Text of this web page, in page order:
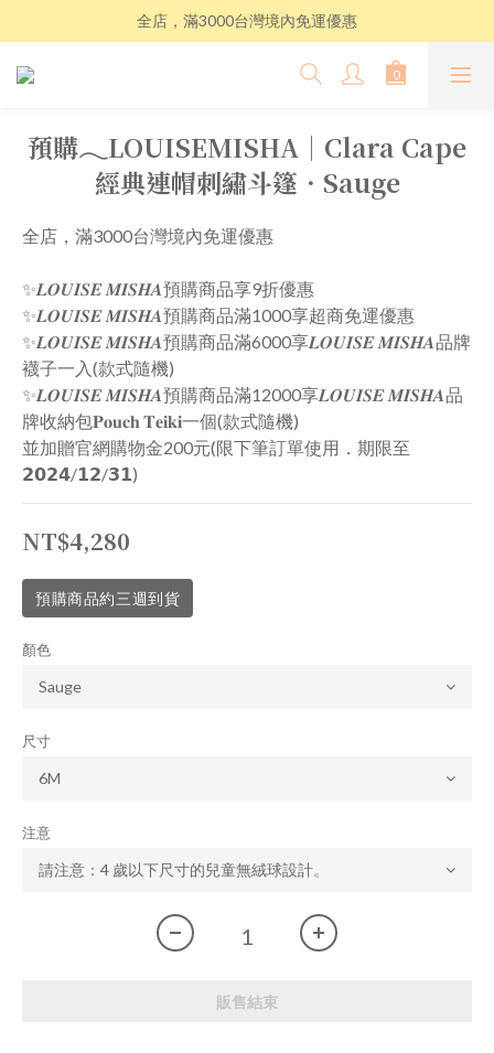
全店，滿3000台灣境內免運優惠
預購𓂃LOUISEMISHA│Clara Cape
經典連帽刺繡斗篷．Sauge
全店，滿3000台灣境內免運優惠
✨𝑳𝑶𝑼𝑰𝑺𝑬 𝑴𝑰𝑺𝑯𝑨預購商品享9折優惠
✨𝑳𝑶𝑼𝑰𝑺𝑬 𝑴𝑰𝑺𝑯𝑨預購商品滿1000享超商免運優惠
✨𝑳𝑶𝑼𝑰𝑺𝑬 𝑴𝑰𝑺𝑯𝑨預購商品滿6000享𝑳𝑶𝑼𝑰𝑺𝑬 𝑴𝑰𝑺𝑯𝑨品牌
襪子一入(款式隨機)
✨𝑳𝑶𝑼𝑰𝑺𝑬 𝑴𝑰𝑺𝑯𝑨預購商品滿12000享𝑳𝑶𝑼𝑰𝑺𝑬 𝑴𝑰𝑺𝑯𝑨品
牌收納包𝐏𝐨𝐮𝐜𝐡 𝐓𝐞𝐢𝐤𝐢一個(款式隨機)
並加贈官網購物金200元(限下筆訂單使用．期限至
𝟮𝟬𝟮𝟰/𝟭𝟮/𝟯𝟭)
NT$4,280
預購商品約三週到貨
顏色
尺寸
注意
販售結束